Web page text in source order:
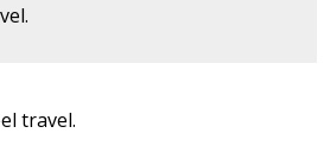
travel.